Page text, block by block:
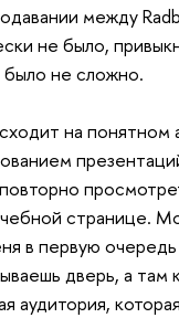
между
не было,
было не сложно.
на понятном
странице.
в первую очередь
дверь, а там
аудитория,